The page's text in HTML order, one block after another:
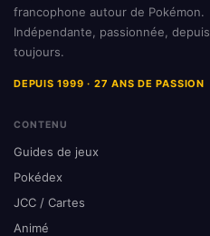
francophone autour de Pokémon.
Indépendante, passionnée, depuis
toujours.
DEPUIS 1999 · 27 ANS DE PASSION
CONTENU
Guides de jeux
Pokédex
JCC / Cartes
Animé